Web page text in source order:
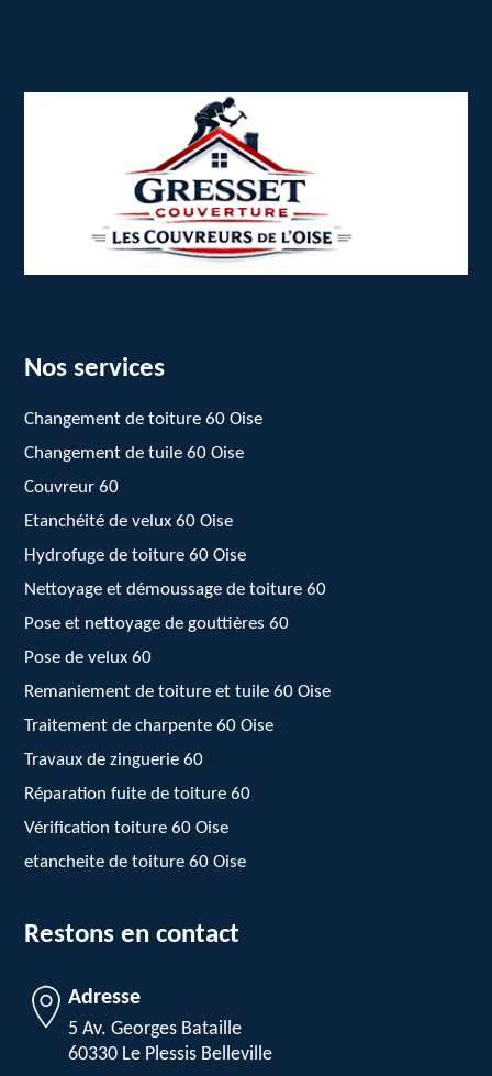
Nos services
Changement de toiture 60 Oise
Changement de tuile 60 Oise
Couvreur 60
Etanchéité de velux 60 Oise
Hydrofuge de toiture 60 Oise
Nettoyage et démoussage de toiture 60
Pose et nettoyage de gouttières 60
Pose de velux 60
Remaniement de toiture et tuile 60 Oise
Traitement de charpente 60 Oise
Travaux de zinguerie 60
Réparation fuite de toiture 60
Vérification toiture 60 Oise
etancheite de toiture 60 Oise
Restons en contact
Adresse
5 Av. Georges Bataille
60330 Le Plessis Belleville